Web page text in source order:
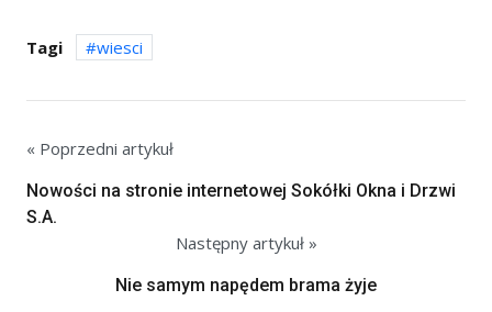
Tagi wiesci
« Poprzedni artykuł
Nowości na stronie internetowej Sokółki Okna i Drzwi
S.A.
Następny artykuł »
Nie samym napędem brama żyje